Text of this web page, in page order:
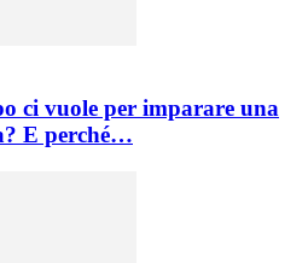
ci vuole per imparare una
E perché…